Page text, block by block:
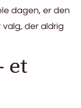
dagen, er den
der aldrig
et